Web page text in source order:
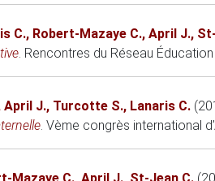
C., Robert-Mazaye C., April J.,
. Rencontres du Réseau
April J., Turcotte S., Lanaris C.
. Vème congrès international